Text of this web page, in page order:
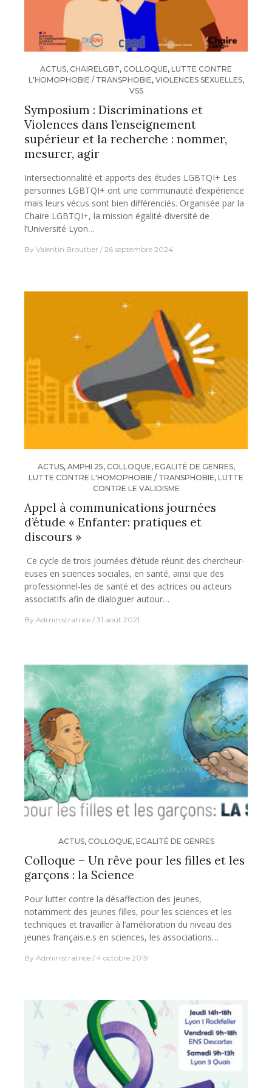
ACTUS, CHAIRELGBT, COLLOQUE, LUTTE CONTRE
L'HOMOPHOBIE / TRANSPHOBIE, VIOLENCES SEXUELLES,
VSS
Symposium : Discriminations et
Violences dans l’enseignement
supérieur et la recherche : nommer,
mesurer, agir
Intersectionnalité et apports des études LGBTQI+ Les
personnes LGBTQI+ ont une communauté d’expérience
mais leurs vécus sont bien différenciés. Organisée par la
Chaire LGBTQI+, la mission égalité-diversité de
l’Université Lyon…
By Valentin Brouttier 26 septembre 2024
ACTUS, AMPHI 25, COLLOQUE, EGALITÉ DE GENRES,
LUTTE CONTRE L'HOMOPHOBIE / TRANSPHOBIE, LUTTE
CONTRE LE VALIDISME
Appel à communications journées
d’étude « Enfanter: pratiques et
discours »
Ce cycle de trois journées d’étude réunit des chercheur-
euses en sciences sociales, en santé, ainsi que des
professionnel-les de santé et des actrices ou acteurs
associatifs afin de dialoguer autour…
By Administratrice 31 août 2021
ACTUS, COLLOQUE, EGALITÉ DE GENRES
Colloque – Un rêve pour les filles et les
garçons : la Science
Pour lutter contre la désaffection des jeunes,
notamment des jeunes filles, pour les sciences et les
techniques et travailler à l’amélioration du niveau des
jeunes français.e.s en sciences, les associations…
By Administratrice 4 octobre 2019